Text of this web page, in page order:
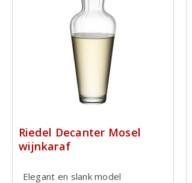
Riedel Decanter Mosel
wijnkaraf
Elegant en slank model